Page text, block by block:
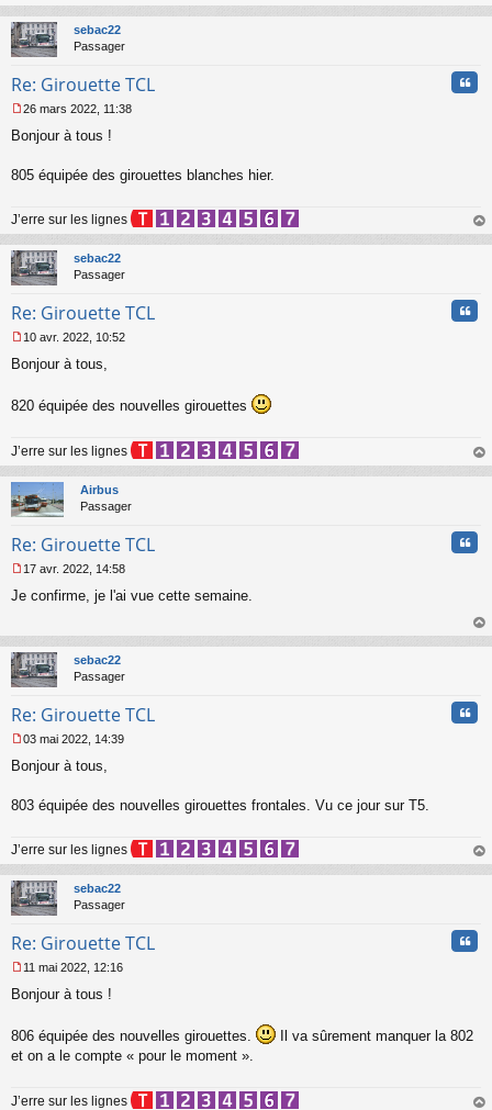
au
sebac22
Passager
Re: Girouette TCL
e
s
e
n
o
n
l
26 mars 2022, 11:38
Bonjour à tous !
805 équipée des girouettes blanches hier.
J’erre sur les lignes
au
sebac22
Passager
Re: Girouette TCL
e
s
a
e
n
o
n
l
10 avr. 2022, 10:52
Bonjour à tous,
820 équipée des nouvelles girouettes
J’erre sur les lignes
au
Airbus
Passager
Re: Girouette TCL
e
a
g
e
o
l
u
17 avr. 2022, 14:58
Je confirme, je l'ai vue cette semaine.
au
sebac22
Passager
Re: Girouette TCL
e
s
e
n
o
n
l
03 mai 2022, 14:39
Bonjour à tous,
803 équipée des nouvelles girouettes frontales. Vu ce jour sur T5.
J’erre sur les lignes
au
sebac22
Passager
Re: Girouette TCL
e
s
a
g
11 mai 2022, 12:16
Bonjour à tous !
806 équipée des nouvelles girouettes.
Il va sûrement manquer la 802
et on a le compte « pour le moment ».
J’erre sur les lignes